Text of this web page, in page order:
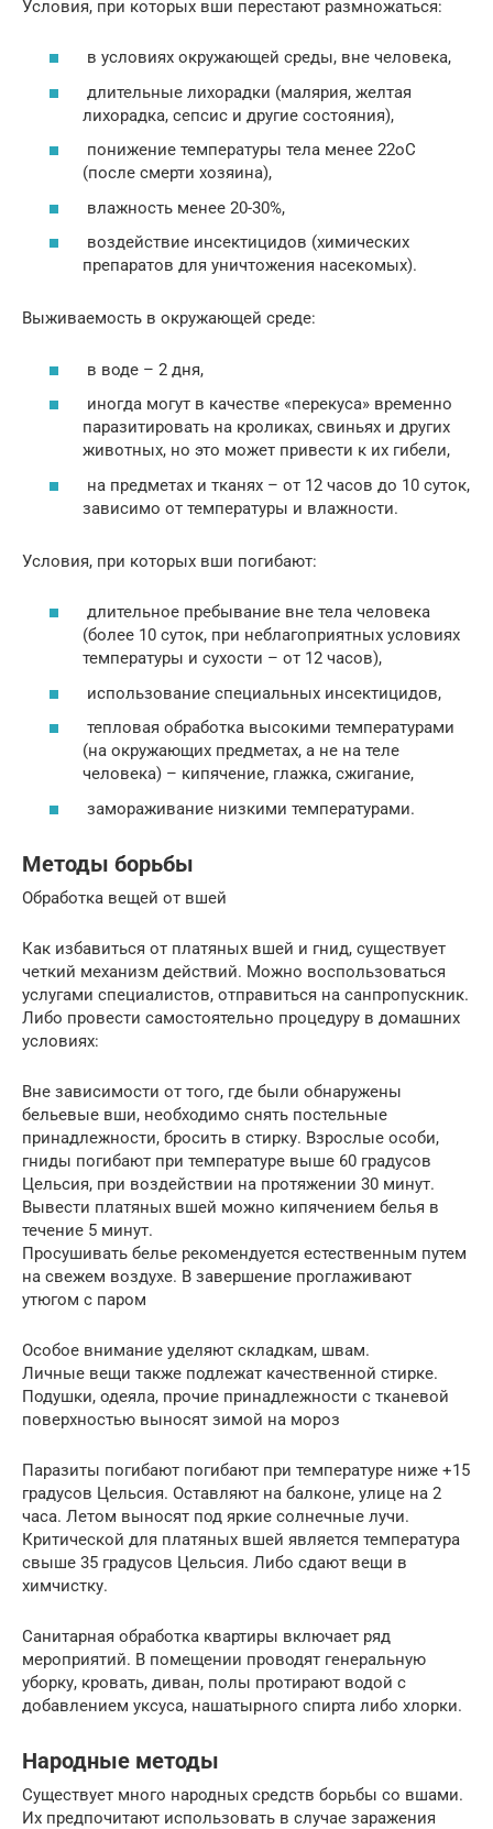
Условия, при которых вши перестают размножаться:
в условиях окружающей среды, вне человека,
длительные лихорадки (малярия, желтая
лихорадка, сепсис и другие состояния),
понижение температуры тела менее 22оС
(после смерти хозяина),
влажность менее 20-30%,
воздействие инсектицидов (химических
препаратов для уничтожения насекомых).
Выживаемость в окружающей среде:
в воде – 2 дня,
иногда могут в качестве «перекуса» временно
паразитировать на кроликах, свиньях и других
животных, но это может привести к их гибели,
на предметах и тканях – от 12 часов до 10 суток,
зависимо от температуры и влажности.
Условия, при которых вши погибают:
длительное пребывание вне тела человека
(более 10 суток, при неблагоприятных условиях
температуры и сухости – от 12 часов),
использование специальных инсектицидов,
тепловая обработка высокими температурами
(на окружающих предметах, а не на теле
человека) – кипячение, глажка, сжигание,
замораживание низкими температурами.
Методы борьбы
Обработка вещей от вшей
Как избавиться от платяных вшей и гнид, существует
четкий механизм действий. Можно воспользоваться
услугами специалистов, отправиться на санпропускник.
Либо провести самостоятельно процедуру в домашних
условиях:
Вне зависимости от того, где были обнаружены
бельевые вши, необходимо снять постельные
принадлежности, бросить в стирку. Взрослые особи,
гниды погибают при температуре выше 60 градусов
Цельсия, при воздействии на протяжении 30 минут.
Вывести платяных вшей можно кипячением белья в
течение 5 минут.
Просушивать белье рекомендуется естественным путем
на свежем воздухе. В завершение проглаживают
утюгом с паром
Особое внимание уделяют складкам, швам.
Личные вещи также подлежат качественной стирке.
Подушки, одеяла, прочие принадлежности с тканевой
поверхностью выносят зимой на мороз
Паразиты погибают погибают при температуре ниже +15
градусов Цельсия. Оставляют на балконе, улице на 2
часа. Летом выносят под яркие солнечные лучи.
Критической для платяных вшей является температура
свыше 35 градусов Цельсия. Либо сдают вещи в
химчистку.
Санитарная обработка квартиры включает ряд
мероприятий. В помещении проводят генеральную
уборку, кровать, диван, полы протирают водой с
добавлением уксуса, нашатырного спирта либо хлорки.
Народные методы
Существует много народных средств борьбы со вшами.
Их предпочитают использовать в случае заражения